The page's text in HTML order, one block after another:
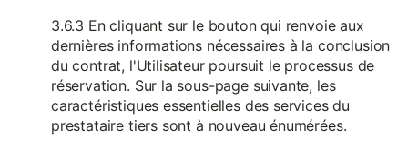
3.6.3 En cliquant sur le bouton qui renvoie aux
dernières informations nécessaires à la conclusion
du contrat, l'Utilisateur poursuit le processus de
réservation. Sur la sous-page suivante, les
caractéristiques essentielles des services du
prestataire tiers sont à nouveau énumérées.